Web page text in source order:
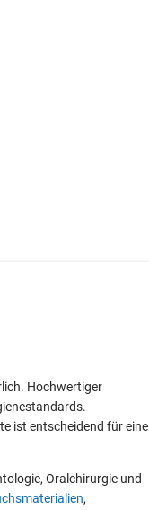
Hochwertiger
ist entscheidend für eine
Oralchirurgie und
,